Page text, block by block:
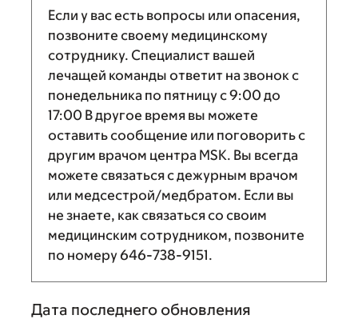
Если у вас есть вопросы или опасения,
позвоните своему медицинскому
сотруднику. Специалист вашей
лечащей команды ответит на звонок с
понедельника по пятницу с9:00 до
17:00 В другое время вы можете
оставить сообщение или поговорить с
другим врачом центра MSK. Вы всегда
можете связаться с дежурным врачом
или медсестрой/медбратом. Если вы
не знаете, как связаться со своим
медицинским сотрудником, позвоните
по номеру646-738-9151.
Дата последнего обновления